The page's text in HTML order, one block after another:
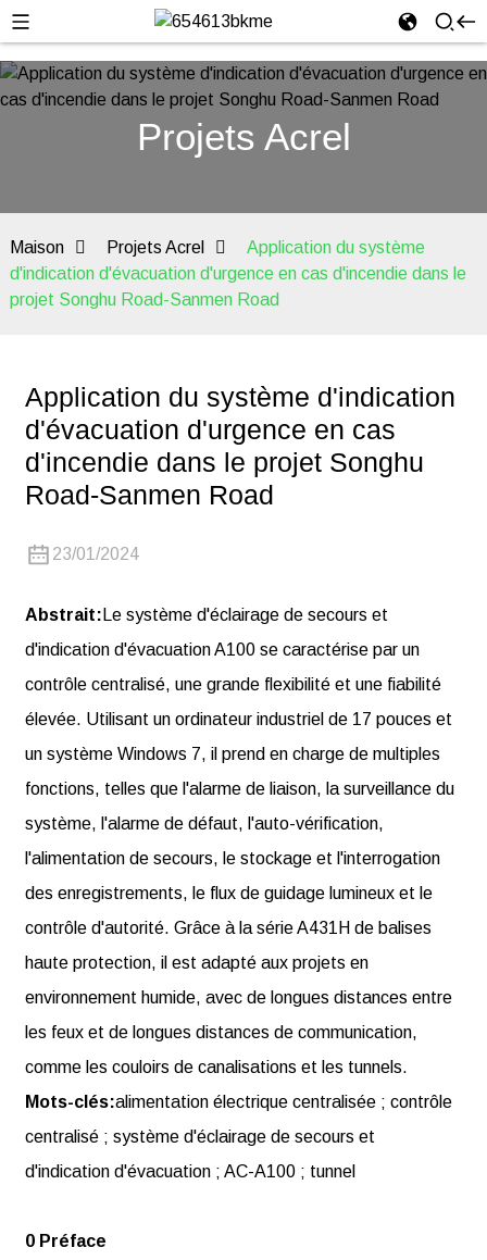
Projets Acrel
Maison Projets Acrel
Application du système
d'indication d'évacuation d'urgence en cas d'incendie dans le
projet Songhu Road-Sanmen Road
Application du système d'indication
d'évacuation d'urgence en cas
d'incendie dans le projet Songhu
Road-Sanmen Road
23/01/2024
Abstrait: Le système d'éclairage de secours et
d'indication d'évacuation A100 se caractérise par un
contrôle centralisé, une grande flexibilité et une fiabilité
élevée. Utilisant un ordinateur industriel de 17 pouces et
un système Windows 7, il prend en charge de multiples
fonctions, telles que l'alarme de liaison, la surveillance du
système, l'alarme de défaut, l'auto-vérification,
l'alimentation de secours, le stockage et l'interrogation
des enregistrements, le flux de guidage lumineux et le
contrôle d'autorité. Grâce à la série A431H de balises
haute protection, il est adapté aux projets en
environnement humide, avec de longues distances entre
les feux et de longues distances de communication,
comme les couloirs de canalisations et les tunnels.
Mots-clés:alimentation électrique centralisée ; contrôle
centralisé ; système d'éclairage de secours et
d'indication d'évacuation ; AC-A100 ; tunnel
0 Préface